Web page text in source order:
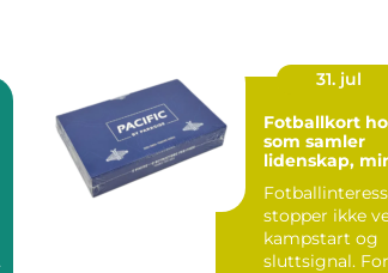
31. jul
Fotballkort hobbyen
som samler
lidenskap,
stopper ikke
kampstart og
sluttsignal. For